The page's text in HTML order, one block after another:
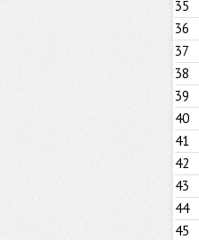
35
36
37
38
39
40
41
42
43
44
45